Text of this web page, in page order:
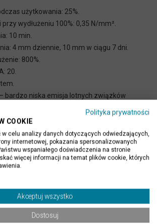
użytkowania: 25%.
przy wydłużeniu 100%: 0,35 N/mm².
10 min.
4 mm dziennie, 10 mm w ciągu 7 dni.
800%.
20.
– bardzo niska emisja lotnych związków
spoiny.
310 ml.
Polityka prywatności
COOKIE
w celu analizy danych dotyczących odwiedzających,
internetowej, pokazania spersonalizowanych
wspaniałego doświadczenia na stronie
więcej informacji na temat plików cookie, których
Akceptuj wszystko
Dostosuj